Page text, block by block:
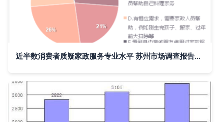
近半数消费者质疑家政服务专业水平 苏州市场调查报告揭示行业痛点